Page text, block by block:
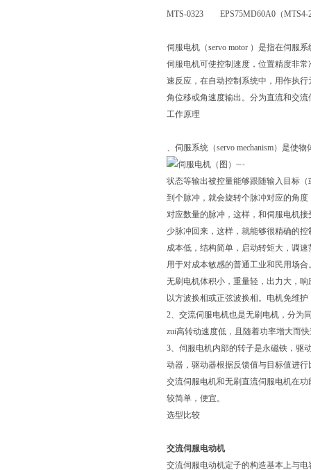
MTS-0323 EPS75MD60A0（
伺服电机（servo motor ）是指在伺服
伺服电机可使控制速度，位置精度非
速反应，在自动控制系统中，用作执
角位移或角速度输出。分为直流和交
工作原理
、伺服系统（servo mechanism）是使
状态等输出被控量能够跟随输入目标
到个脉冲，就会旋转个脉冲对应的角
对应数量的脉冲，这样，和伺服电机
少脉冲回来，这样，就能够很精确的
成本低，结构简单，启动转矩大，调
用于对成本敏感的普通工业和民用场合
无刷电机体积小，重量轻，出力大，
以方波换相或正弦波换相。电机免维
2、交流伺服电机也是无刷电机，分为
zui高转动速度低，且随着功率增大而
3、伺服电机内部的转子是永磁铁，驱
动器，驱动器根据反馈值与目标值进
交流伺服电机和无刷直流伺服电机在
较简单，便宜。
选型比较
交流伺服电动机
交流伺服电动机定子的构造基本上与